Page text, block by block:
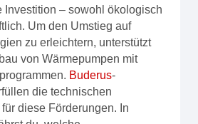
Investition – sowohl ökologisch
Um den Umstieg auf
zu erleichtern, unterstützt
von Wärmepumpen mit
Buderus-
die technischen
diese Förderungen. In